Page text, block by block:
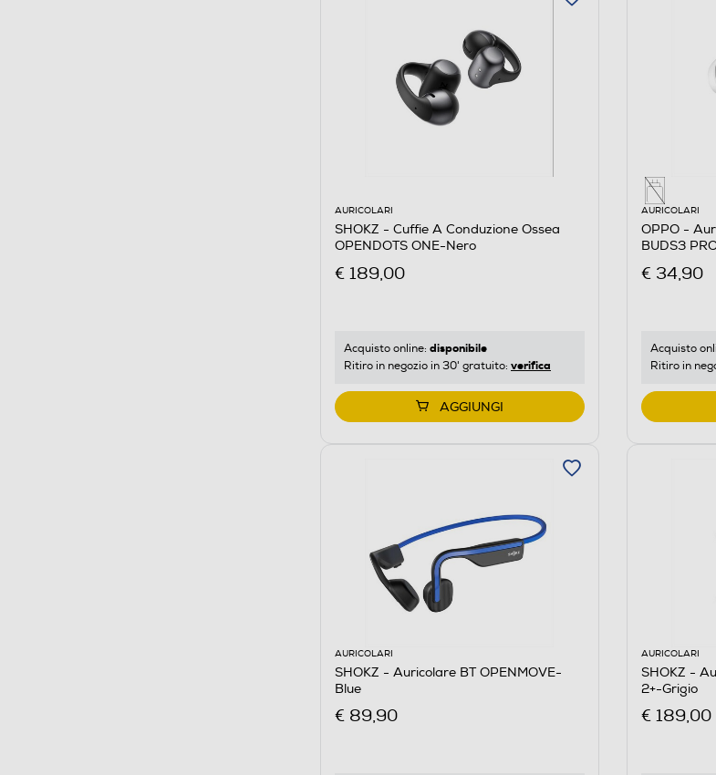
AURICOLARI
SHOKZ - Cuffie A Conduzione Ossea
OPENDOTS ONE-Nero
€ 189,00
Acquisto online: disponibile
Ritiro in negozio in 30' gratuito: verifica
AGGIUNGI
AURICOLARI
OPPO -
BUDS3
€ 34,90
Acquisto
Ritiro in
AURICOLARI
SHOKZ - Auricolare BT OPENMOVE-
Blue
€ 89,90
AURICOLARI
SHOKZ -
2+-Grigio
€ 189,00